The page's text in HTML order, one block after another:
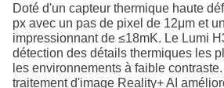
Doté d'un capteur thermique haute
px avec un pas de pixel de 12μm et
impressionnant de ≤18mK. Le Lumi
détection des détails thermiques les
les environnements à faible
traitement d'image Reality+ AI